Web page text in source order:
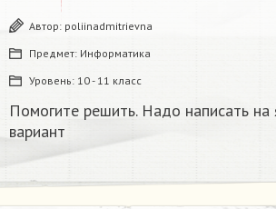
Автор: poliinadmitrievna
Предмет: Информатика
Уровень: 10 - 11 класс
Помогите решить. Надо написать на
вариант